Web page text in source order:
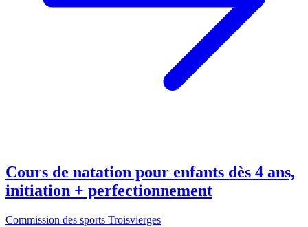
Cours de natation pour enfants dès 4 ans,
initiation + perfectionnement
Commission des sports Troisvierges